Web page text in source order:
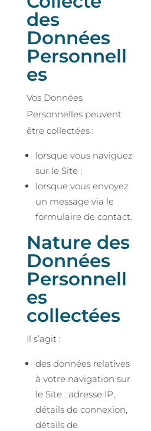
des
Données
Personnell
es
Vos Données
Personnelles peuvent
être collectées :
lorsque vous naviguez
sur le Site ;
lorsque vous envoyez
un message via le
formulaire de contact.
Nature des
Données
Personnell
es
collectées
Il s’agit :
des données relatives
à votre navigation sur
le Site : adresse IP,
détails de connexion,
détails de